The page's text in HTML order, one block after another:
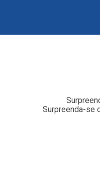
Surpreenda-se